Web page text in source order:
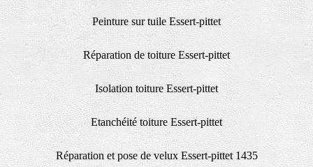
Peinture sur tuile Essert-pittet
Réparation de toiture Essert-pittet
Isolation toiture Essert-pittet
Etanchéité toiture Essert-pittet
Réparation et pose de velux Essert-pittet 1435